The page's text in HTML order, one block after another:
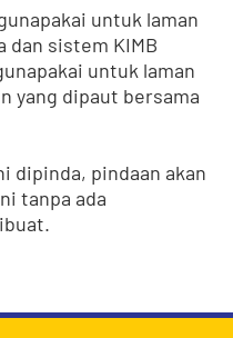
untuk laman
dan sistem KIMB
untuk laman
yang dipaut bersama
dipinda, pindaan akan
tanpa ada